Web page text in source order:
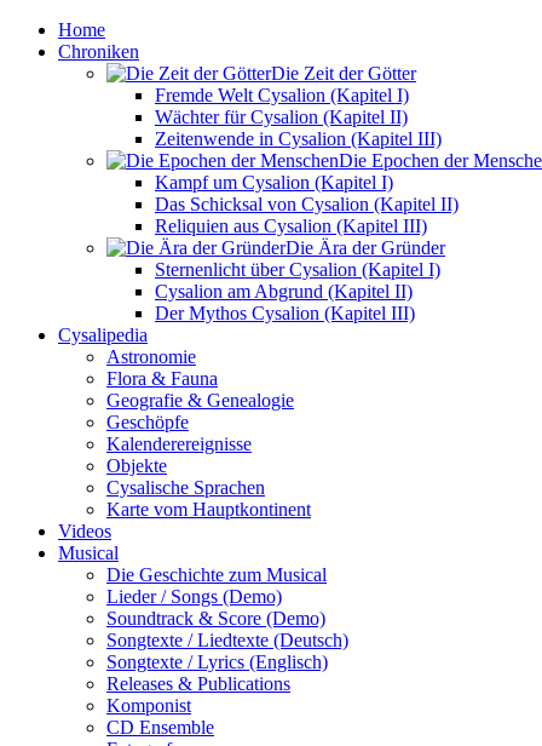
Home
Chroniken
Die Zeit der Götter
Fremde Welt Cysalion (Kapitel I)
Wächter für Cysalion (Kapitel II)
Zeitenwende in Cysalion (Kapitel III)
Die Epochen der
Kampf um Cysalion (Kapitel I)
Das Schicksal von Cysalion (Kapitel II)
Reliquien aus Cysalion (Kapitel III)
Die Ära der Gründer
Sternenlicht über Cysalion (Kapitel I)
Cysalion am Abgrund (Kapitel II)
Der Mythos Cysalion (Kapitel III)
Cysalipedia
Astronomie
Flora & Fauna
Geografie & Genealogie
Geschöpfe
Kalenderereignisse
Objekte
Cysalische Sprachen
Karte vom Hauptkontinent
Videos
Musical
Die Geschichte zum Musical
Lieder / Songs (Demo)
Soundtrack & Score (Demo)
Songtexte / Liedtexte (Deutsch)
Songtexte / Lyrics (Englisch)
Releases & Publications
Komponist
CD Ensemble